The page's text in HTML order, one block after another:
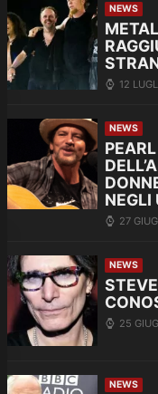
NEWS
12
NEWS
NEGLI
27
NEWS
25
NEWS